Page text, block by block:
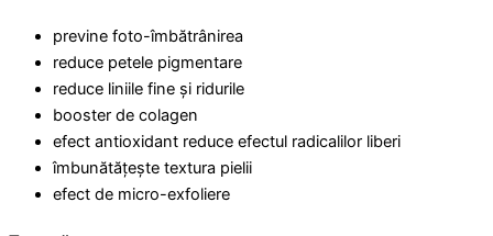
previne foto-îmbătrânirea
reduce petele pigmentare
reduce liniile fine și ridurile
booster de colagen
efect antioxidant reduce efectul radicalilor liberi
îmbunătățește textura pielii
efect de micro-exfoliere